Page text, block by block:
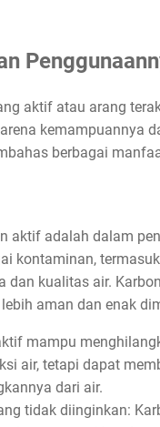
aktif atau arang
kemampuannya
berbagai
aktif adalah dalam
kontaminan,
dan kualitas air.
aman dan enak
mampu
air, tetapi dapat
dari air.
tidak diinginkan: